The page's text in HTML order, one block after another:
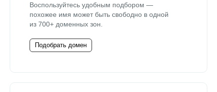
Воспользуйтесь удобным подбором —
похожее имя может быть свободно в одной
из 700+ доменных зон.
Подобрать домен